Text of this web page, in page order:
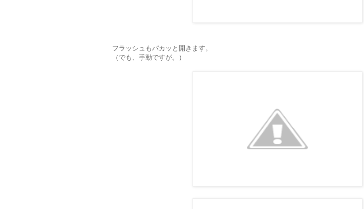
フラッシュもパカッと開きます。
（でも、手動ですが。）